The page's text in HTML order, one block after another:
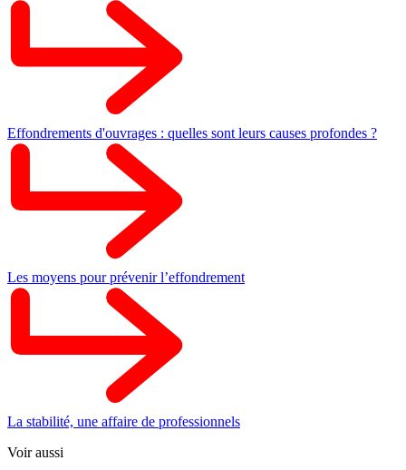
Effondrements d'ouvrages : quelles sont leurs causes profondes ?
Les moyens pour prévenir l’effondrement
La stabilité, une affaire de professionnels
Voir aussi